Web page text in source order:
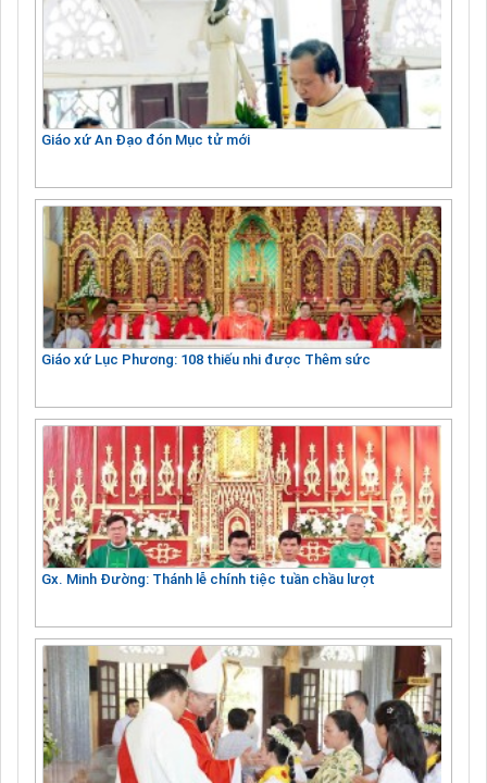
Giáo xứ An Đạo đón Mục tử mới
Giáo xứ Lục Phương: 108 thiếu nhi được Thêm sức
Gx. Minh Đường: Thánh lễ chính tiệc tuần chầu lượt